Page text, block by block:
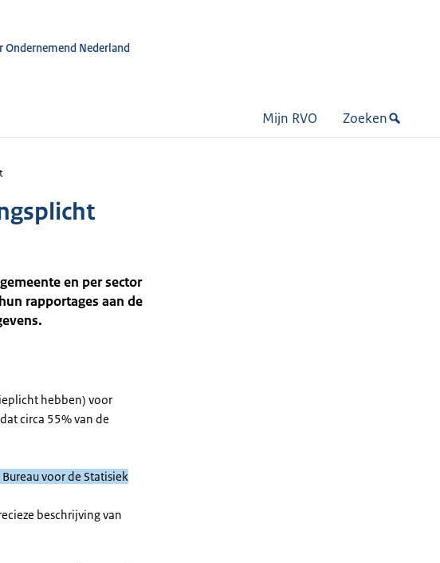
Ondernemend Nederland
Mijn RVO Zoeken
en per sector
rapportages aan de
hebben) voor
circa 55% van de
voor de Statisiek
beschrijving van